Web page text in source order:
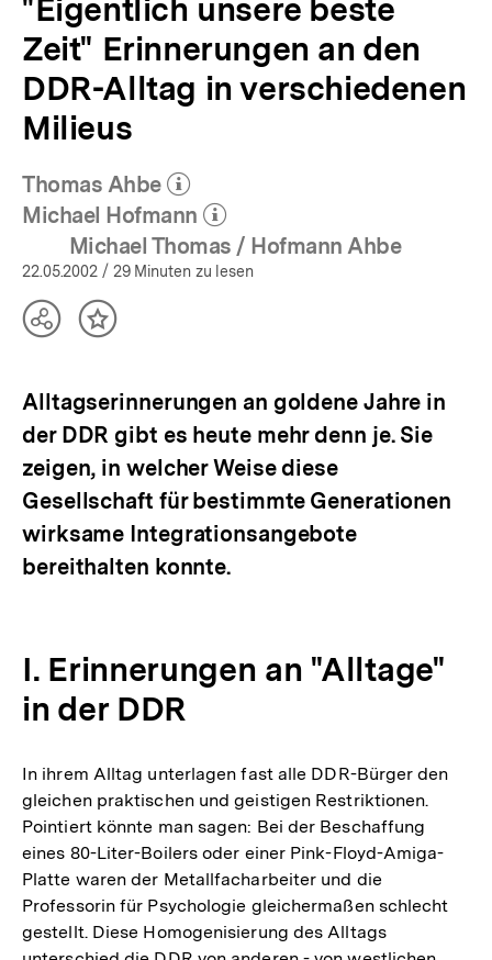
"Eigentlich unsere beste
Zeit" Erinnerungen an den
DDR-Alltag in verschiedenen
Milieus
Thomas Ahbe
(Mehr zum Autor)
öffnen
Michael Hofmann
(Mehr zum Autor)
öffnen
Michael Thomas / Hofmann Ahbe
22.05.2002 / 29 Minuten zu lesen
TeilenInhalt
Alltagserinnerungen an goldene Jahre in
der DDR gibt es heute mehr denn je. Sie
zeigen, in welcher Weise diese
Gesellschaft für bestimmte Generationen
wirksame Integrationsangebote
bereithalten konnte.
I. Erinnerungen an "Alltage"
in der DDR
In ihrem Alltag unterlagen fast alle DDR-Bürger den
gleichen praktischen und geistigen Restriktionen.
Pointiert könnte man sagen: Bei der Beschaffung
eines 80-Liter-Boilers oder einer Pink-Floyd-Amiga-
Platte waren der Metallfacharbeiter und die
Professorin für Psychologie gleichermaßen schlecht
gestellt. Diese Homogenisierung des Alltags